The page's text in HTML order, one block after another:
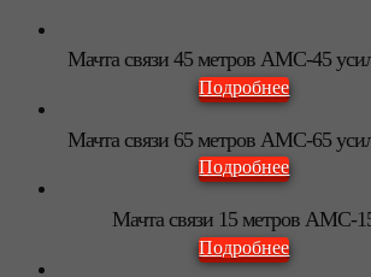
Мачта связи 45 метров АМС-45
Подробнее
Мачта связи 65 метров АМС-65
Подробнее
Мачта связи 15 метров АМС-
Подробнее